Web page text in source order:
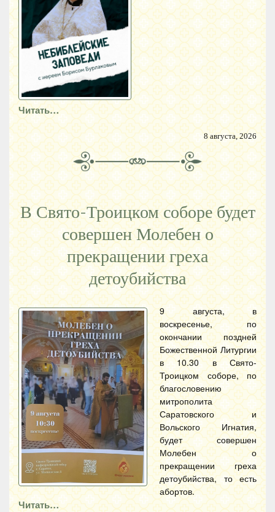
Читать…
8 августа, 2026
В Свято-Троицком соборе будет
совершен Молебен о
прекращении греха
детоубийства
9 августа, в
воскресенье, по
окончании поздней
Божественной Литургии
в 10.30 в Свято-
Троицком соборе, по
благословению
митрополита
Саратовского и
Вольского Игнатия,
будет совершен
Молебен о
прекращении греха
детоубийства, то есть
абортов.
Читать…